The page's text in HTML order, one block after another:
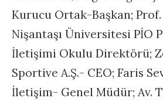
Kurucu Ortak-Başkan;
Nişantaşı Üniversitesi PİO
İletişimi Okulu Direktörü;
Sportive A.Ş.- CEO; Faris
İletişim- Genel Müdür; Av.